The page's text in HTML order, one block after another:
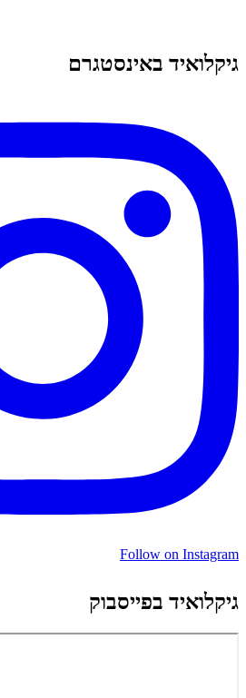
גיקלואיד באינסטגרם
Follow on Instagram
גיקלואיד בפייסבוק